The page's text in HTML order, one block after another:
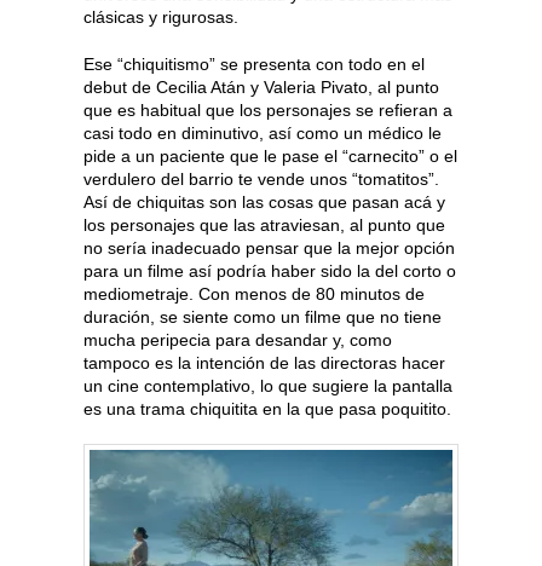
clásicas y rigurosas.
Ese “chiquitismo” se presenta con todo en el
debut de Cecilia Atán y Valeria Pivato, al punto
que es habitual que los personajes se refieran a
casi todo en diminutivo, así como un médico le
pide a un paciente que le pase el “carnecito” o el
verdulero del barrio te vende unos “tomatitos”.
Así de chiquitas son las cosas que pasan acá y
los personajes que las atraviesan, al punto que
no sería inadecuado pensar que la mejor opción
para un filme así podría haber sido la del corto o
mediometraje. Con menos de 80 minutos de
duración, se siente como un filme que no tiene
mucha peripecia para desandar y, como
tampoco es la intención de las directoras hacer
un cine contemplativo, lo que sugiere la pantalla
es una trama chiquitita en la que pasa poquitito.